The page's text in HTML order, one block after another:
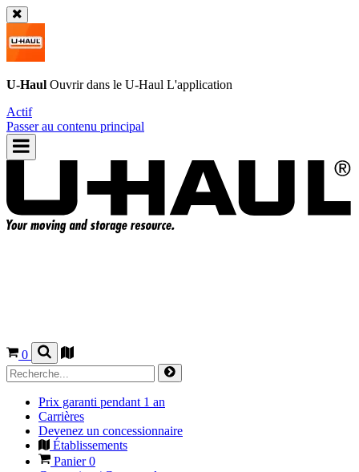
U-Haul Ouvrir dans le U-Haul L'application
Actif
Passer au contenu principal
0
Prix garanti pendant 1 an
Carrières
Devenez un concessionnaire
Établissements
Panier0